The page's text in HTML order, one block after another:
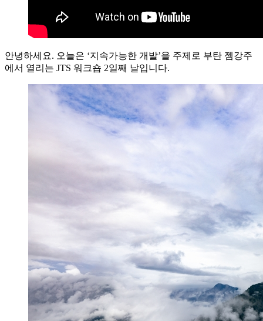
안녕하세요. 오늘은 ‘지속가능한 개발’을 주제로 부탄 젬강주
에서 열리는 JTS 워크숍 2일째 날입니다.